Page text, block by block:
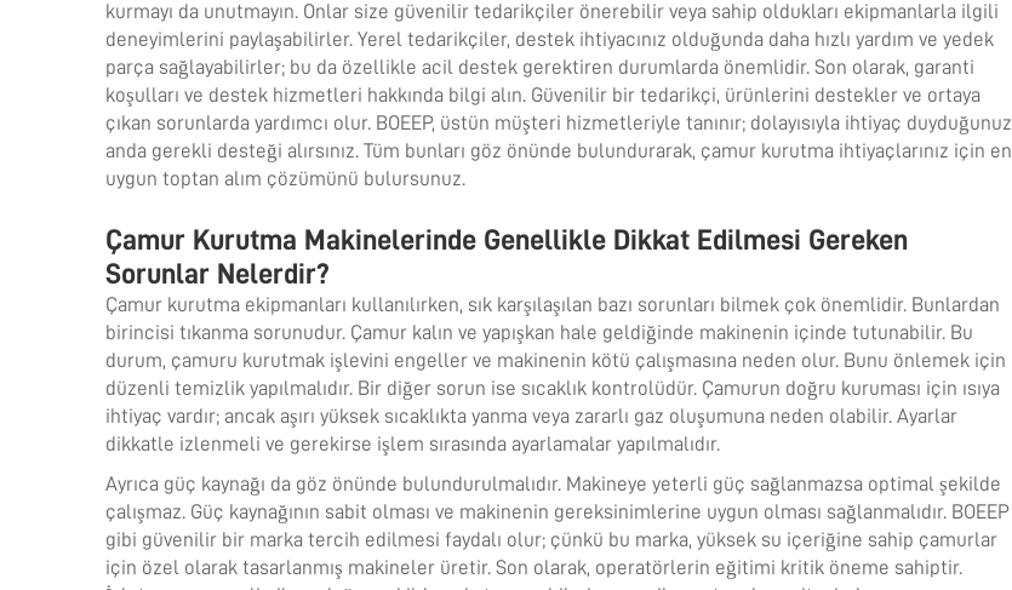
kurmayı da unutmayın. Onlar size güvenilir tedarikçiler önerebilir veya sahip oldukları ekipmanlarla ilgili
deneyimlerini paylaşabilirler. Yerel tedarikçiler, destek ihtiyacınız olduğunda daha hızlı yardım ve yedek
parça sağlayabilirler; bu da özellikle acil destek gerektiren durumlarda önemlidir. Son olarak, garanti
koşulları ve destek hizmetleri hakkında bilgi alın. Güvenilir bir tedarikçi, ürünlerini destekler ve ortaya
çıkan sorunlarda yardımcı olur. BOEEP, üstün müşteri hizmetleriyle tanınır; dolayısıyla ihtiyaç duyduğunuz
anda gerekli desteği alırsınız. Tüm bunları göz önünde bulundurarak, çamur kurutma ihtiyaçlarınız için en
uygun toptan alım çözümünü bulursunuz.
Çamur Kurutma Makinelerinde Genellikle Dikkat Edilmesi Gereken
Sorunlar Nelerdir?
Çamur kurutma ekipmanları kullanılırken, sık karşılaşılan bazı sorunları bilmek çok önemlidir. Bunlardan
birincisi tıkanma sorunudur. Çamur kalın ve yapışkan hale geldiğinde makinenin içinde tutunabilir. Bu
durum, çamuru kurutmak işlevini engeller ve makinenin kötü çalışmasına neden olur. Bunu önlemek için
düzenli temizlik yapılmalıdır. Bir diğer sorun ise sıcaklık kontrolüdür. Çamurun doğru kuruması için ısıya
ihtiyaç vardır; ancak aşırı yüksek sıcaklıkta yanma veya zararlı gaz oluşumuna neden olabilir. Ayarlar
dikkatle izlenmeli ve gerekirse işlem sırasında ayarlamalar yapılmalıdır.
Ayrıca güç kaynağı da göz önünde bulundurulmalıdır. Makineye yeterli güç sağlanmazsa optimal şekilde
çalışmaz. Güç kaynağının sabit olması ve makinenin gereksinimlerine uygun olması sağlanmalıdır. BOEEP
gibi güvenilir bir marka tercih edilmesi faydalı olur; çünkü bu marka, yüksek su içeriğine sahip çamurlar
için özel olarak tasarlanmış makineler üretir. Son olarak, operatörlerin eğitimi kritik öneme sahiptir.